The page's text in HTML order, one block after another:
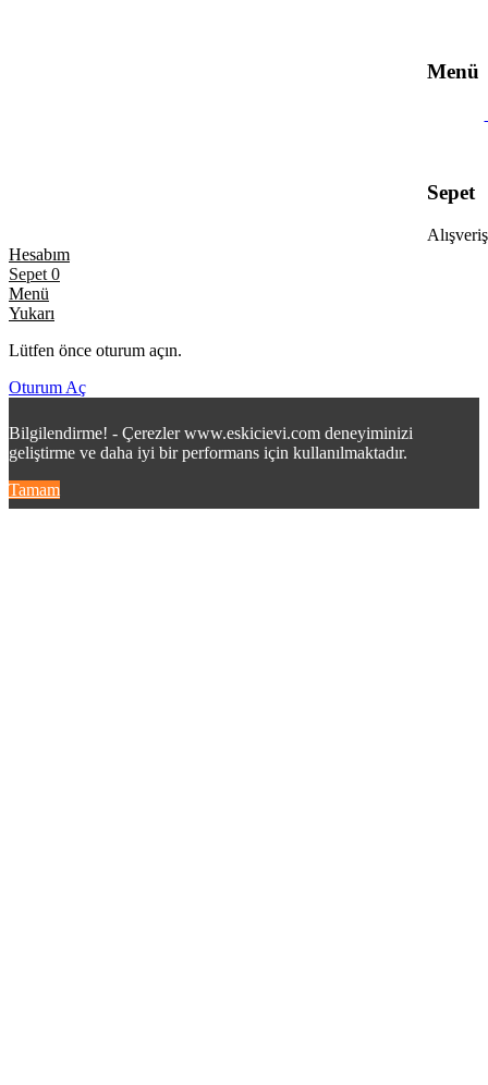
Menü
Sepet
Hesabım
Sepet 0
Menü
Yukarı
Lütfen önce oturum açın.
Oturum Aç
Bilgilendirme! - Çerezler www.eskicievi.com deneyiminizi
geliştirme ve daha iyi bir performans için kullanılmaktadır.
Tamam